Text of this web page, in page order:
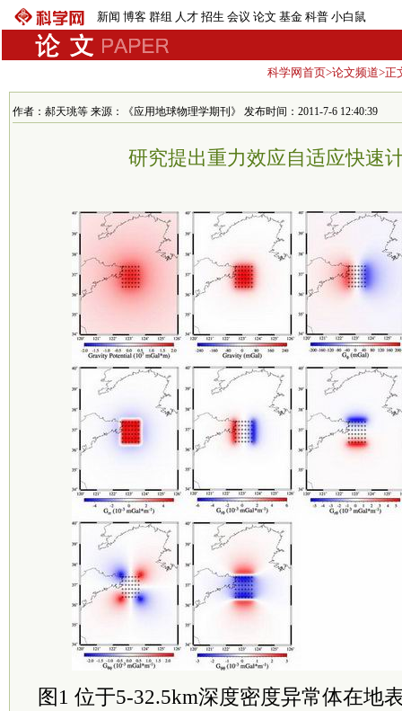
新闻 博客 群组 人才 招生 会议 论文 基金 科普 小白鼠
科学网首页>论文频道>正
作者：郝天珧等 来源：《应用地球物理学期刊》 发布时间：2011-7-6 12:40:39
研究提出重力效应自适应快速
图1 位于5-32.5km深度密度异常体在地